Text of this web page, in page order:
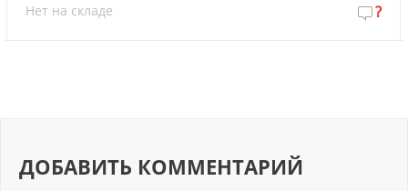
Нет на складе ?
ДОБАВИТЬ КОММЕНТАРИЙ